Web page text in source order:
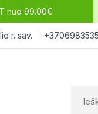
nuo 99.00€
r. sav.